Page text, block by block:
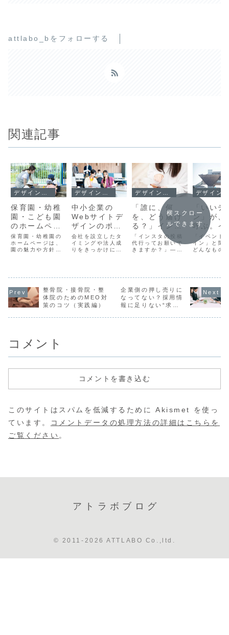
attlabo_bをフォローする
関連記事
保育園・幼稚
園・こども園
のホームペー
ジ制作で差を
つける！デザ
インとUXの重
保育園・幼稚園の
ホームページは、
園の魅力や方針を
る情報は大きな決
め手となります。
さらに、新卒の求
職者にとっても、
中小企業の
Webサイトデ
ザインのポイ
ント｜成果に
つながるホー
ムページの考
会社を設立したタ
イミングや法人成
りをきっかけに、
めてホームページ
制作を依頼する場
合、「どんなデザ
インにすればいい
「誰に、何
を、どう届け
る？」インス
タ集客は「投
稿以前」のデ
ザインが9割
「インスタの投稿
代行ってお願いで
きますか？」——
用に関するご依頼
です。確かに、
Instagramは無料
で始められる“集客
「いい
ン」が、
呼ぶ。イ
ト成功に
く“見せ
工夫
「イベント
イン」と聞
どんなもの
ルのことか
ません。あ
は、SNSの
像やイベン
横スクロー
ルできます
整骨院・接骨院・整
体院のためのMEO対
策のコツ（実践編）
企業側の押し売りに
なってない？採用情
報に足りない“求職
コメント
コメントを書き込む
このサイトはスパムを低減するために Akismet を使っ
ています。
コメントデータの処理方法の詳細はこちらを
ご覧ください 。
アトラボブログ
© 2011-2026 ATTLABO Co.,ltd.